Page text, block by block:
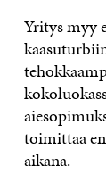
Yritys myy
toimittaa
aikana.